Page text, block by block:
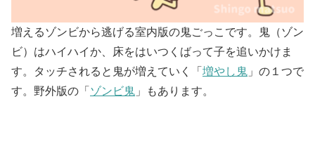
増えるゾンビから逃げる室内版の鬼ごっこです。鬼（ゾン
ビ）はハイハイか、床をはいつくばって子を追いかけま
す。タッチされると鬼が増えていく「 増やし鬼 」の１つで
す。野外版の「 ゾンビ鬼 」もあります。